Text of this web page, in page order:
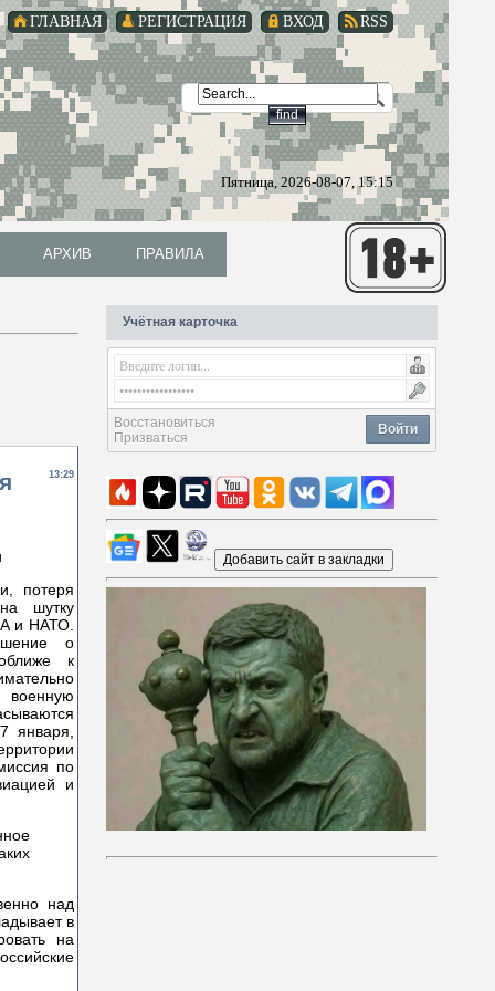
RSS
ВХОД
РЕГИСТРАЦИЯ
ГЛАВНАЯ
Пятница, 2026-08-07, 15:15
АРХИВ ПРАВИЛА
13:29
потеря
шутку
и НАТО.
о
к
военную
января,
по
и
над
в
на
Учётная карточка
Войти
Восстановиться
Призваться